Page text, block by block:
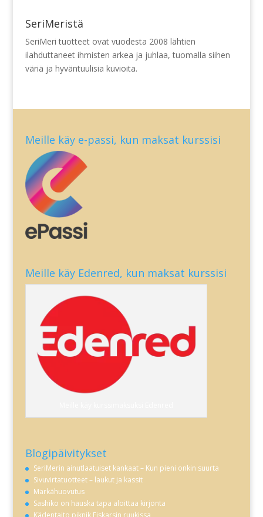
SeriMeristä
SeriMeri tuotteet ovat vuodesta 2008 lähtien
ilahduttaneet ihmisten arkea ja juhlaa, tuomalla siihen
väriä ja hyväntuulisia kuvioita.
Meille käy e-passi, kun maksat kurssisi
Meille käy Edenred, kun maksat kurssisi
Blogipäivitykset
SeriMerin ainutlaatuiset kankaat – Kun pieni onkin suurta
Sivuvirtatuotteet – laukut ja kassit
Märkähuovutus
Sashiko on hauska tapa aloittaa kirjonta